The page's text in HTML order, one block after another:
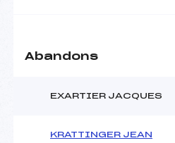
Abandons
EXARTIER JACQUES
KRATTINGER JEAN